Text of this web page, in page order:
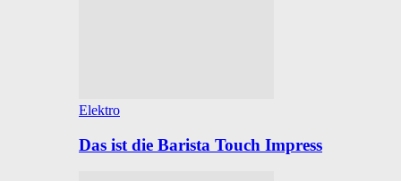
Elektro
Das ist die Barista Touch Impress